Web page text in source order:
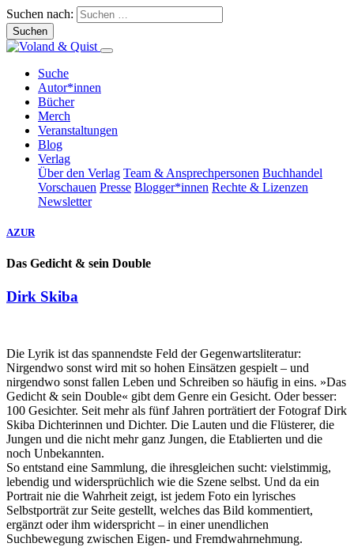
Suchen nach:
Suche
Autor*innen
Bücher
Merch
Veranstaltungen
Blog
Verlag
Über den Verlag Team & Ansprechpersonen Buchhandel
Vorschauen Presse Blogger*innen Rechte & Lizenzen
Newsletter
AZUR
Das Gedicht & sein Double
Dirk Skiba
Die Lyrik ist das spannendste Feld der Gegenwartsliteratur:
Nirgendwo sonst wird mit so hohen Einsätzen gespielt – und
nirgendwo sonst fallen Leben und Schreiben so häufig in eins. »Das
Gedicht & sein Double« gibt dem Genre ein Gesicht. Oder besser:
100 Gesichter. Seit mehr als fünf Jahren porträtiert der Fotograf Dirk
Skiba Dichterinnen und Dichter. Die Lauten und die Flüsterer, die
Jungen und die nicht mehr ganz Jungen, die Etablierten und die
noch Unbekannten.
So entstand eine Sammlung, die ihresgleichen sucht: vielstimmig,
lebendig und widersprüchlich wie die Szene selbst. Und da ein
Portrait nie die Wahrheit zeigt, ist jedem Foto ein lyrisches
Selbstporträt zur Seite gestellt, welches das Bild kommentiert,
ergänzt oder ihm widerspricht – in einer unendlichen
Suchbewegung zwischen Eigen- und Fremdwahrnehmung.